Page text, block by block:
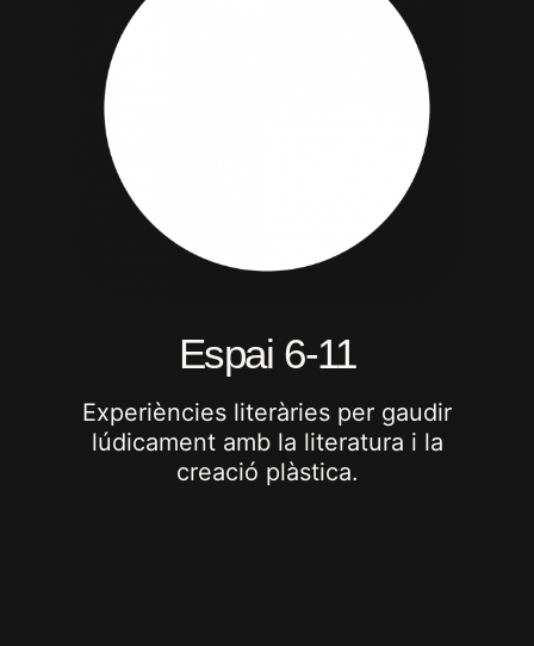
Espai 6-11
Experiències literàries per gaudir
lúdicament amb la literatura i la
creació plàstica.